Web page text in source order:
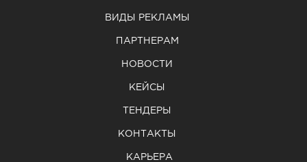
ВИДЫ РЕКЛАМЫ
ПАРТНЕРАМ
НОВОСТИ
КЕЙСЫ
ТЕНДЕРЫ
КОНТАКТЫ
КАРЬЕРА